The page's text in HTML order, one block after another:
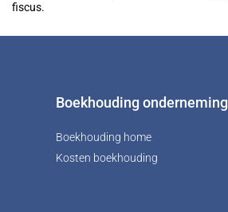
fiscus.
Boekhouding onderneming
Boekhouding home
Kosten boekhouding